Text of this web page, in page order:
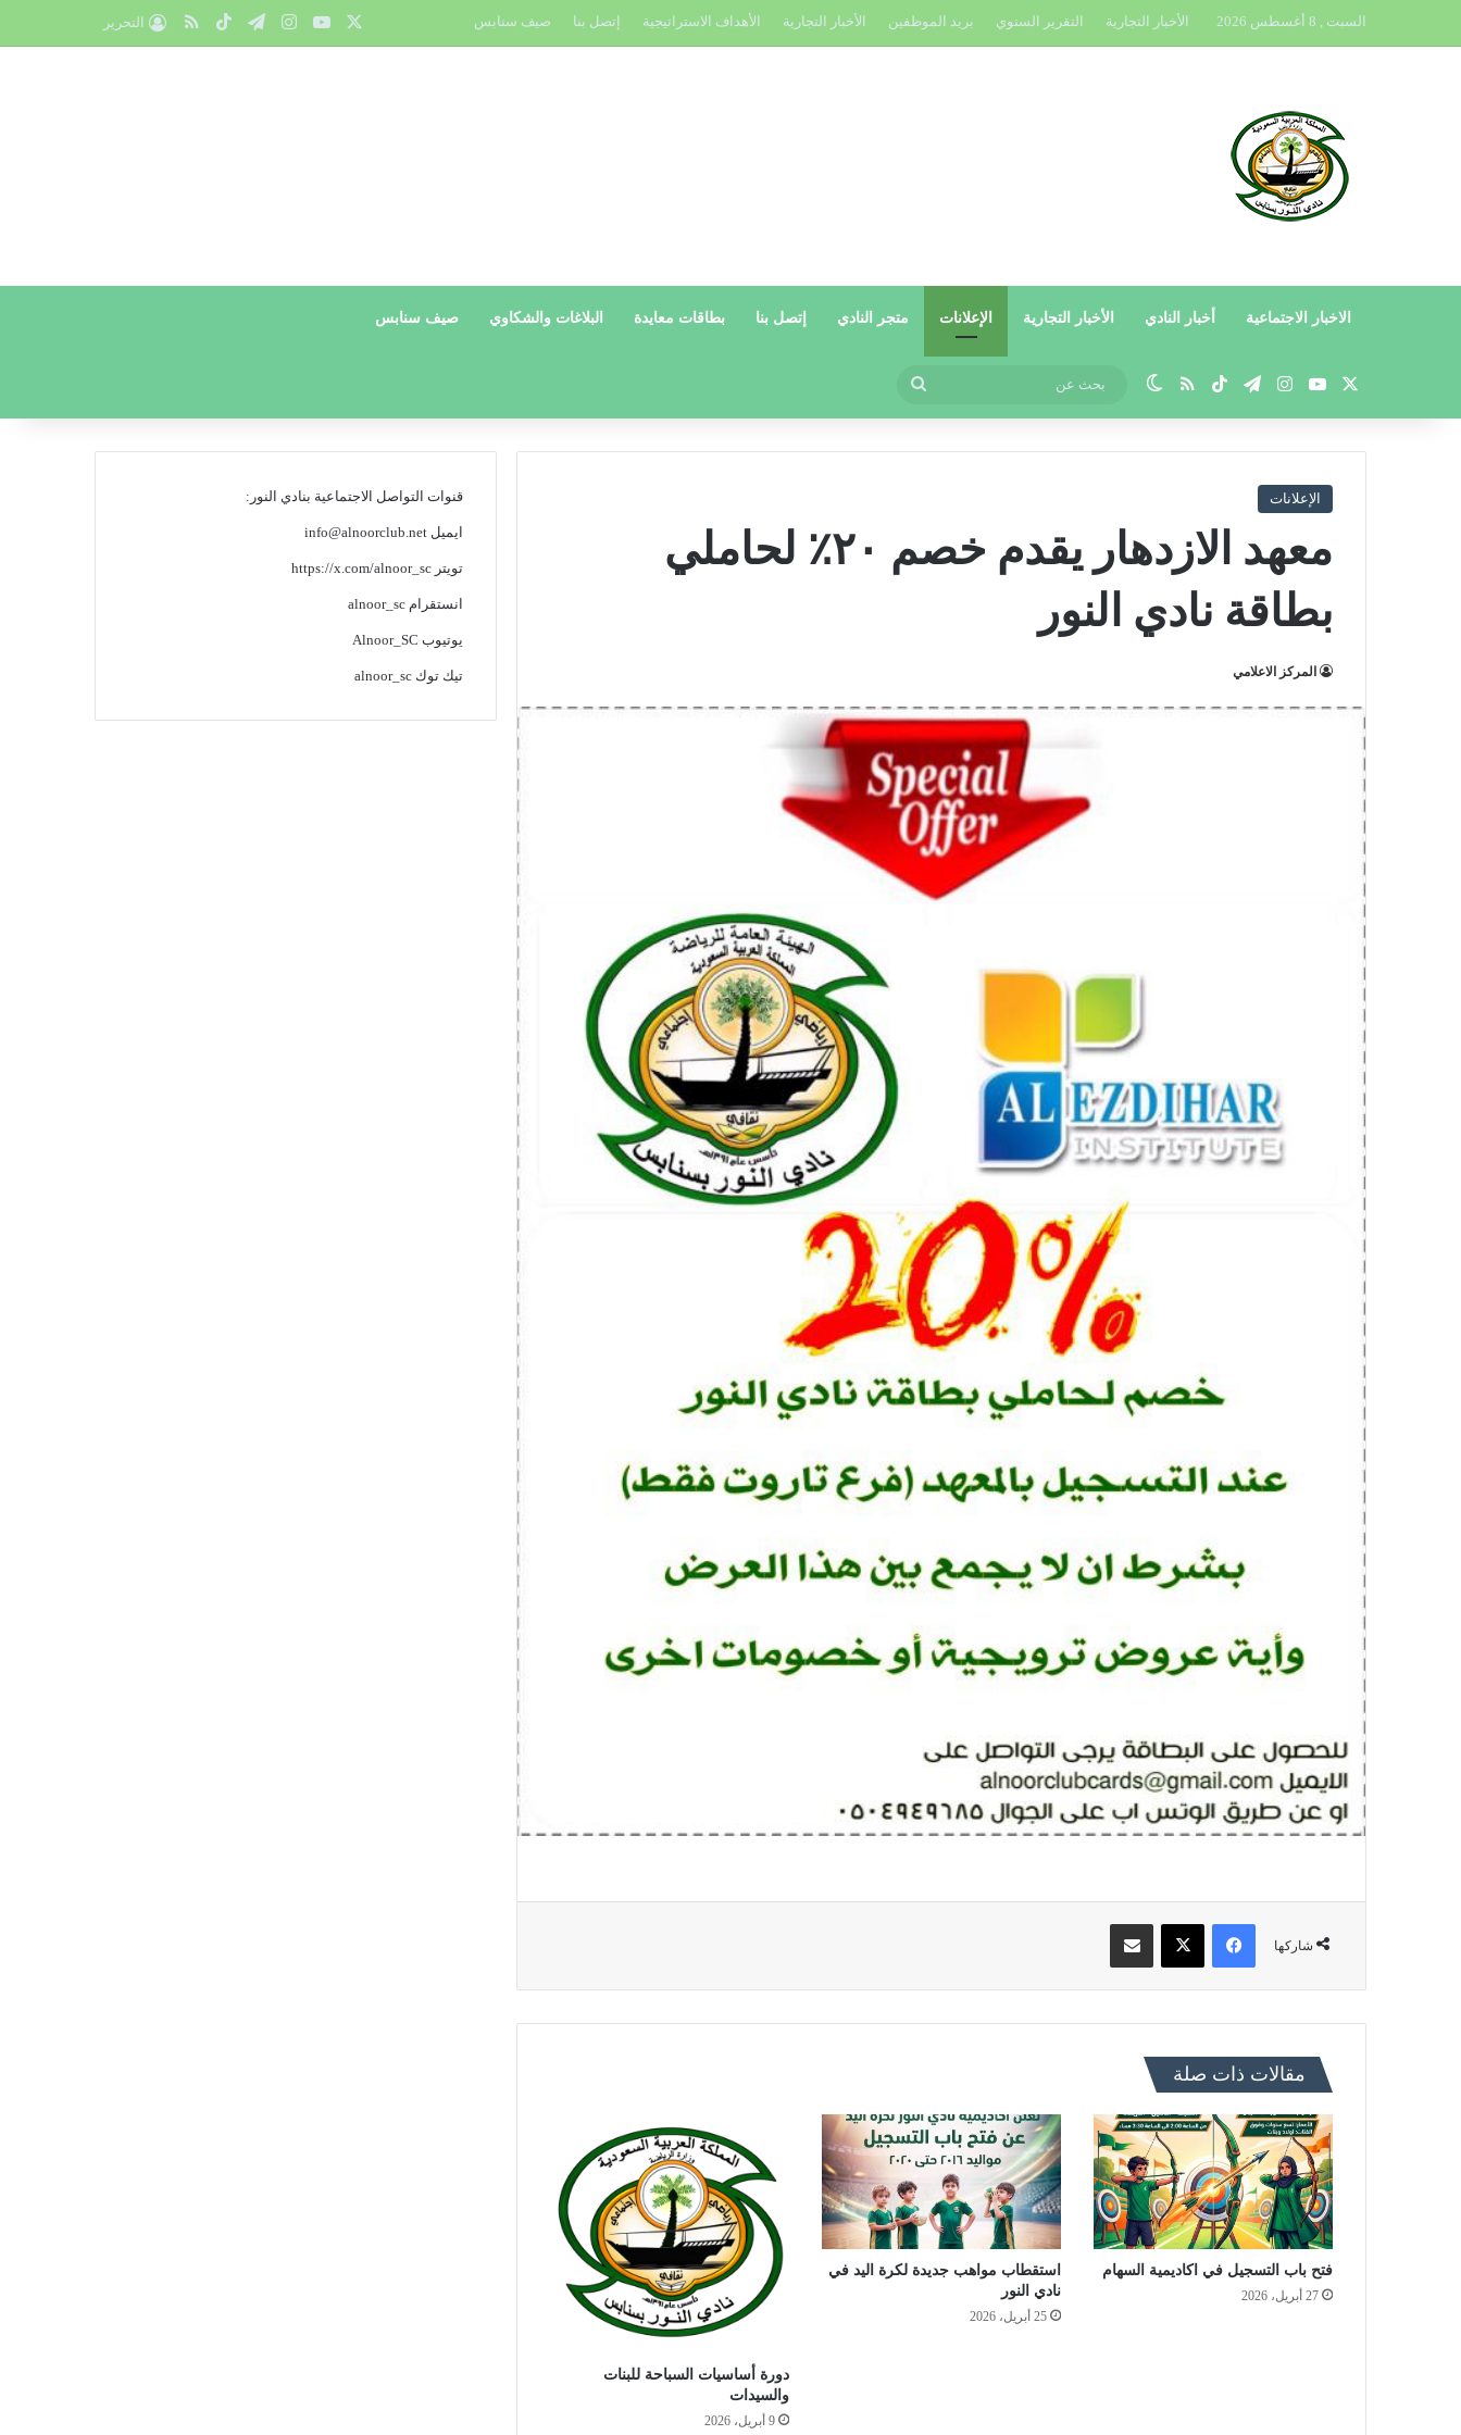
السبت , 8 أغسطس 2026 الأخبار التجارية التقرير السنوي بريد الموظفين الأخبار التجارية الأهداف الاستراتيجية إتصل بنا صيف سنابس يوتيوبانستقرام
تيلقرام‫TikTokملخص الموقع RSS
التحرير
الاخبار الاجتماعية أخبار النادي الأخبار التجارية الإعلانات متجر النادي إتصل بنا بطاقات معايدة البلاغات والشكاوي صيف سنابس
يوتيوبانستقرام
تيلقرام‫TikTokملخص الموقع RSS
الوضع المظلم
عن
الإعلانات
معهد الازدهار يقدم خصم ٢٠٪ لحاملي
بطاقة نادي النور
المركز الاعلامي
شاركها
فيسبوك X
مقالات ذات صلة
فتح باب التسجيل في اكاديمية السهام
27 أبريل، 2026
استقطاب مواهب جديدة لكرة اليد في
نادي النور
25 أبريل، 2026
دورة أساسيات السباحة للبنات
والسيدات
9 أبريل، 2026
قنوات التواصل الاجتماعية بنادي النور:
ايميلinfo@alnoorclub.net
تويترhttps://x.com/alnoor_sc
انستقرامalnoor_sc
يوتيوب Alnoor_SC
تيك توكalnoor_sc